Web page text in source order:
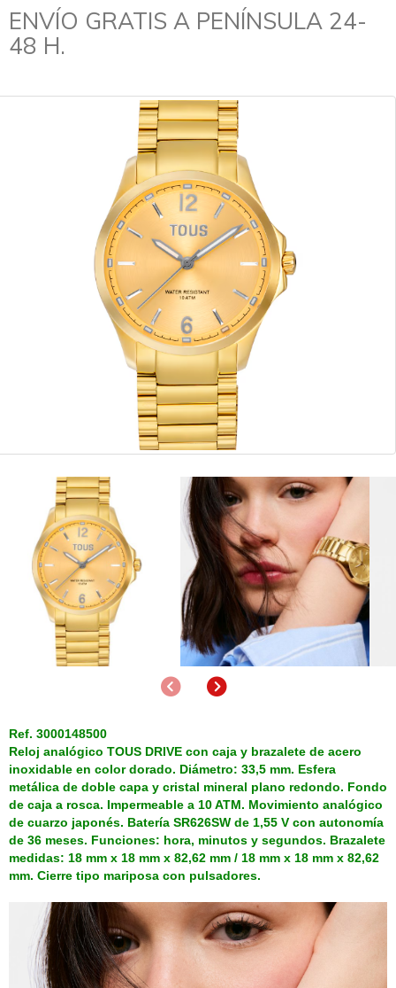
ENVÍO GRATIS A PENÍNSULA 24-
48 H.
AnteriorSiguiente
Ref. 3000148500
Reloj analógico TOUS DRIVE con caja y brazalete de acero
inoxidable en color dorado. Diámetro: 33,5 mm. Esfera
metálica de doble capa y cristal mineral plano redondo. Fondo
de caja a rosca. Impermeable a 10 ATM. Movimiento analógico
de cuarzo japonés. Batería SR626SW de 1,55 V con autonomía
de 36 meses. Funciones: hora, minutos y segundos. Brazalete
medidas: 18 mm x 18 mm x 82,62 mm / 18 mm x 18 mm x 82,62
mm. Cierre tipo mariposa con pulsadores.